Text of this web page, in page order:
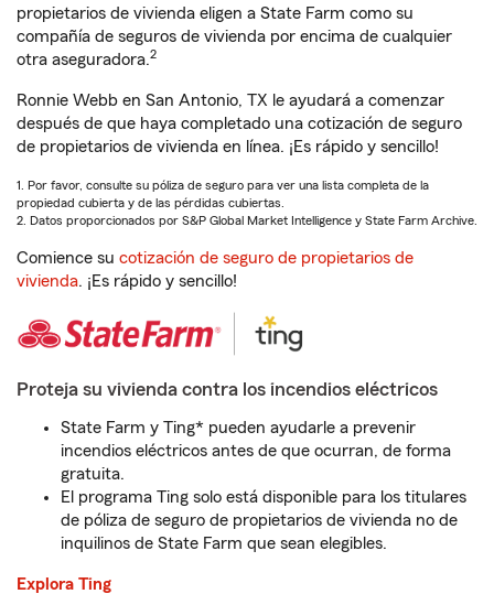
propietarios de vivienda eligen a State Farm como su
compañía de seguros de vivienda por encima de cualquier
otra aseguradora.2
Ronnie Webb en San Antonio, TX le ayudará a comenzar
después de que haya completado una cotización de seguro
de propietarios de vivienda en línea. ¡Es rápido y sencillo!
1. Por favor, consulte su póliza de seguro para ver una lista completa de la
propiedad cubierta y de las pérdidas cubiertas.
2. Datos proporcionados por S&P Global Market Intelligence y State Farm Archive.
Comience su cotización de seguro de propietarios de
vivienda. ¡Es rápido y sencillo!
Proteja su vivienda contra los incendios eléctricos
State Farm y Ting* pueden ayudarle a prevenir
incendios eléctricos antes de que ocurran, de forma
gratuita.
El programa Ting solo está disponible para los titulares
de póliza de seguro de propietarios de vivienda no de
inquilinos de State Farm que sean elegibles.
Explora Ting